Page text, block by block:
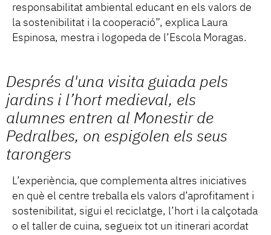
responsabilitat ambiental educant en els valors de
la sostenibilitat i la cooperació”, explica Laura
Espinosa, mestra i logopeda de l’Escola Moragas.
Després d'una visita guiada pels
jardins i l’hort medieval, els
alumnes entren al Monestir de
Pedralbes, on espigolen els seus
tarongers
L’experiència, que complementa altres iniciatives
en què el centre treballa els valors d’aprofitament i
sostenibilitat, sigui el reciclatge, l’hort i la calçotada
o el taller de cuina, segueix tot un itinerari acordat